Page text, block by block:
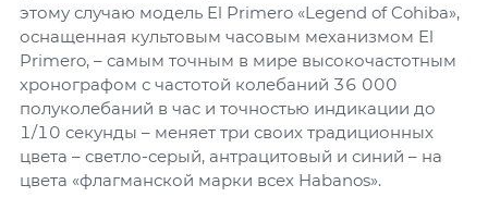
этому случаю модель El Primero «Legend of Cohiba»,
оснащенная культовым часовым механизмом El
Primero, – самым точным в мире высокочастотным
хронографом с частотой колебаний 36 000
полуколебаний в час и точностью индикации до
1/10 секунды – меняет три своих традиционных
цвета – светло-серый, антрацитовый и синий – на
цвета «флагманской марки всех Habanos».